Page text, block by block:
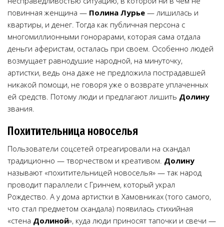
повинная женщина — Полина Лурье — лишилась и
квартиры, и денег. Тогда как публичная персона с
многомиллионными гонорарами, которая сама отдала
деньги аферистам, осталась при своем. Особенно людей
возмущает равнодушие народной, на минуточку,
артистки, ведь она даже не предложила пострадавшей
никакой помощи, не говоря уже о возврате уплаченных
ей средств. Потому люди и предлагают лишить Долину
звания.
Похитительница новоселья
Пользователи соцсетей отреагировали на скандал
традиционно — творчеством и креативом. Долину
называют «похитительницей новоселья» — так народ
проводит параллели с Гринчем, который украл
Рождество. А у дома артистки в Хамовниках (того самого,
что стал предметом скандала) появилась стихийная
«стена Долиной», куда люди приносят тапочки и свечи —